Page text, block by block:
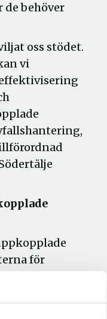
behöver
oss stödet.
vi
för
behövde bara